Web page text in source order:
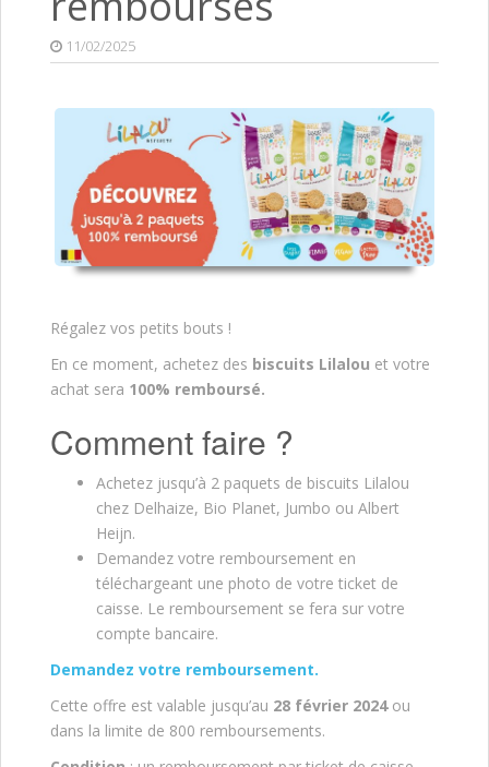
11/02/2025
Régalez vos petits bouts !
En ce moment, achetez des biscuits Lilalou et votre
achat sera 100% remboursé.
Comment faire ?
Achetez jusqu’à 2 paquets de biscuits Lilalou
chez Delhaize, Bio Planet, Jumbo ou Albert
Heijn.
Demandez votre remboursement en
téléchargeant une photo de votre ticket de
caisse. Le remboursement se fera sur votre
compte bancaire.
Demandez votre remboursement.
Cette offre est valable jusqu’au 28 février 2024ou
dans la limite de 800 remboursements.